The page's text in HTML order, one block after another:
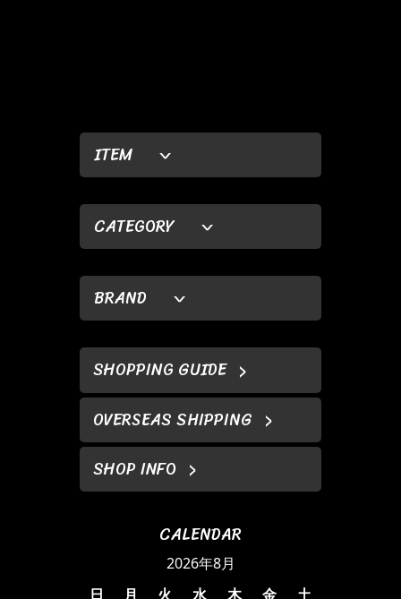
ITEM
CATEGORY
BRAND
SHOPPING GUIDE
OVERSEAS SHIPPING
SHOP INFO
CALENDAR
2026年8月
日
月 火 水 木 金 土